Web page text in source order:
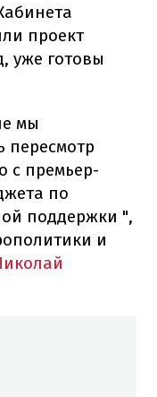
проект
уже готовы
мы
пересмотр
с премьер-
по
поддержки ",
и